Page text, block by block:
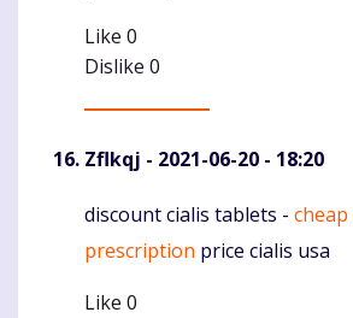
Like 0
Dislike 0
Zflkqj - 2021-06-20 - 18:20
Komentaras
discount cialis tablets -
prescription price cialis usa
Like 0